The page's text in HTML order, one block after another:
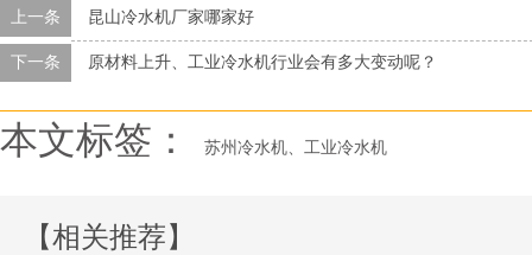
上一条 昆山冷水机厂家哪家好
下一条 原材料上升、工业冷水机行业会有多大变动呢？
本文标签： 苏州冷水机、工业冷水机
【相关推荐】